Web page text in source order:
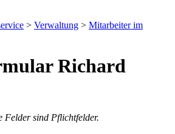
> Verwaltung > Mitarbeiter im
Richard
Felder sind Pflichtfelder.